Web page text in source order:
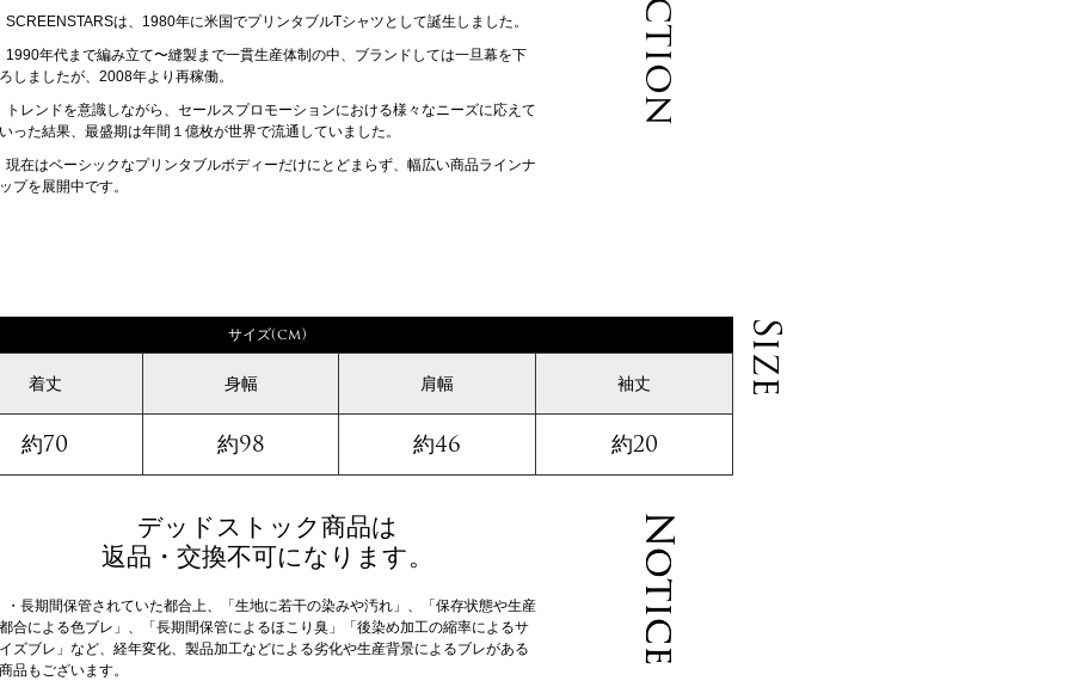
SCREENSTARSは、1980年に米国でプリンタブルTシャツとして誕生しました。
1990年代まで編み立て〜縫製まで一貫生産体制の中、ブランドしては一旦幕を下
ろしましたが、2008年より再稼働。
トレンドを意識しながら、セールスプロモーションにおける様々なニーズに応えて
いった結果、最盛期は年間１億枚が世界で流通していました。
現在はベーシックなプリンタブルボディーだけにとどまらず、幅広い商品ラインナ
ップを展開中です。
Size
サイズ(cm)
着丈 身幅 肩幅 袖丈
約70 約98 約46 約20
Notice
Notice
デッドストック商品は
返品・交換不可になります。
・長期間保管されていた都合上、「生地に若干の染みや汚れ」、「保存状態や生産
都合による色ブレ」、「長期間保管によるほこり臭」「後染め加工の縮率によるサ
イズブレ」など、経年変化、製品加工などによる劣化や生産背景によるブレがある
商品もございます。